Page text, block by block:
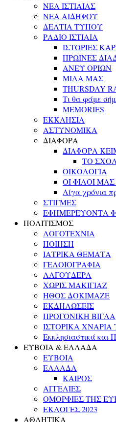
ΝΕΑ ΙΣΤΙΑΙΑΣ
ΝΕΑ ΑΙΔΗΨΟΥ
ΔΕΛΤΙΑ ΤΥΠΟΥ
ΡΑΔΙΟ ΙΣΤΙΑΙΑ
ΙΣΤΟΡΙΕΣ
ΠΡΩΙΝΕΣ
ΑΝΕΥ ΟΡΙΩΝ
ΜΙΛΑ ΜΑΣ
THURSDAY
Τι θα φάμε
MEMORIES
ΕΚΚΛΗΣΙΑ
ΑΣΤΥΝΟΜΙΚΑ
ΔΙΑΦΟΡΑ
ΔΙΑΦΟΡΑ
ΤΟ
ΟΙΚΟΛΟΓΙΑ
ΟΙ ΦΙΛΟΙ
Λίγα χρόνια
ΣΤΙΓΜΕΣ
ΕΦΗΜΕΡΕΥΟΝΤΑ
ΠΟΛΙΤΙΣΜΟΣ
ΛΟΓΟΤΕΧΝΙΑ
ΠΟΙΗΣΗ
ΙΑΤΡΙΚΑ ΘΕΜΑΤΑ
ΓΕΛΟΙΟΓΡΑΦΙΑ
ΛΑΓΟΥΔΕΡΑ
ΧΩΡΙΣ ΜΑΚΙΓΙΑΖ
ΗΘΟΣ ΔΟΚΙΜΑΖΕ
ΕΚΔΗΛΩΣΕΙΣ
ΠΡΟΓΟΝΙΚΗ ΒΙΓΛΑ
ΙΣΤΟΡΙΚΑ
Εκκλησιαστικά
ΕΥΒΟΙΑ & ΕΛΛΑΔΑ
ΕΥΒΟΙΑ
ΕΛΛΑΔΑ
ΚΑΙΡΟΣ
ΑΓΓΕΛΙΕΣ
ΟΜΟΡΦΙΕΣ ΤΗΣ
ΕΚΛΟΓΕΣ 2023
ΑΘΛΗΤΙΚΑ